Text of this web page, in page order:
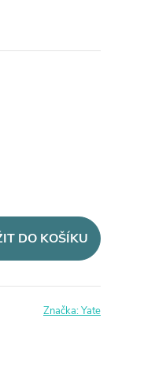
DO KOŠÍKU
Značka:Yate